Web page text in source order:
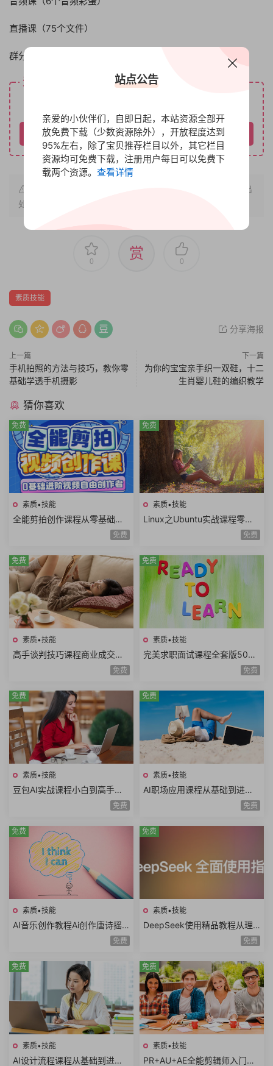
直播课（75个文件）
群分享（21个文件）
资源下载
请先登录
，转载请注明出
处。
0 赏 0
素质技能
分享海报
上一篇
手机拍照的方法与技巧，教你零
基础学透手机摄影
下一篇
为你的宝宝亲手织一双鞋，十二
生肖婴儿鞋的编织教学
猜你喜欢
素质•技能
全能剪拍创作课程从零基础到
进阶视频拍摄视频剪辑视频自
免费
免费
素质•技能
Linux之Ubuntu实战课程零基
础玩转嵌入式Linux工程师开发
免费
免费
素质•技能
高手谈判技巧课程商业成交谈
判底线谈判态度双赢思维谈判
免费
免费
素质•技能
完美求职面试课程全套版500
强HR完美简历面试技巧电话面
免费
免费
素质•技能
豆包AI实战课程小白到高手速
成豆包智能体AI写作辅助内容
免费
免费
素质•技能
AI职场应用课程从基础到进阶
写日报做PPT做Excel写方案写
免费
免费
素质•技能
AI音乐创作教程Ai创作唐诗摇
滚AI复活老照片AI制作MV情歌
免费
免费
素质•技能
DeepSeek使用精品教程从理
论到实践模型训练DeepSeek
免费
免费
素质•技能
AI设计流程课程从基础到进阶A
免费
素质•技能
PR+AU+AE全能剪辑师入门课
免费
站点公告
亲爱的小伙伴们，自即日起，本站资源全部开
放免费下载（少数资源除外），开放程度达到
95%左右，除了宝贝推荐栏目以外，其它栏目
资源均可免费下载，注册用户每日可以免费下
载两个资源。 查看详情